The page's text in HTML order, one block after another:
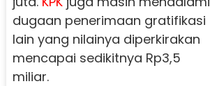
dugaan penerimaan gratifikasi
lain yang nilainya diperkirakan
mencapai sedikitnya Rp3,5
miliar.